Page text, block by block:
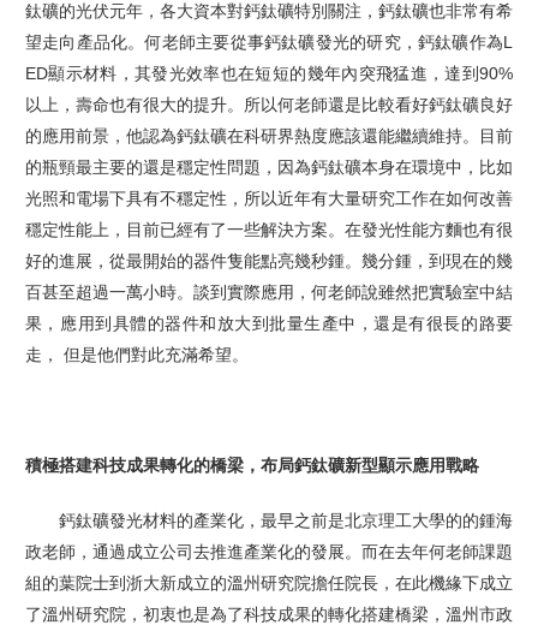
鈦礦的光伏元年，各大資本對鈣鈦礦特別關注，鈣鈦礦也非常有希
望走向產品化。何老師主要從事鈣鈦礦發光的研究，鈣鈦礦作為L
ED顯示材料，其發光效率也在短短的幾年內突飛猛進，達到90%
以上，壽命也有很大的提升。所以何老師還是比較看好鈣鈦礦良好
的應用前景，他認為鈣鈦礦在科研界熱度應該還能繼續維持。目前
的瓶頸最主要的還是穩定性問題，因為鈣鈦礦本身在環境中，比如
光照和電場下具有不穩定性，所以近年有大量研究工作在如何改善
穩定性能上，目前已經有了一些解決方案。在發光性能方麵也有很
好的進展，從最開始的器件隻能點亮幾秒鍾。幾分鍾，到現在的幾
百甚至超過一萬小時。談到實際應用，何老師說雖然把實驗室中結
果，應用到具體的器件和放大到批量生產中，還是有很長的路要
走， 但是他們對此充滿希望。
積極搭建科技成果轉化的橋梁，布局鈣鈦礦新型顯示應用戰略
鈣鈦礦發光材料的產業化，最早之前是北京理工大學的的鍾海
政老師，通過成立公司去推進產業化的發展。而在去年何老師課題
組的葉院士到浙大新成立的溫州研究院擔任院長，在此機緣下成立
了溫州研究院，初衷也是為了科技成果的轉化搭建橋梁，溫州市政